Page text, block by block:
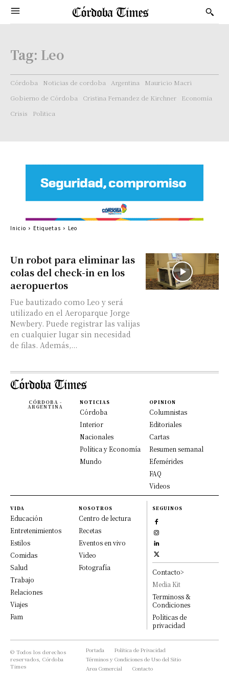
Tag: Leo
Córdoba Noticias de cordoba Argentina
Mauricio Macri
Gobierno de Córdoba
Cristina Fernandez de Kirchner
Economía
Crisis
Politica
Un robot para eliminar las
colas del check-in en los
aeropuertos
Fue bautizado como Leo y será
utilizado en el Aeroparque Jorge
Newbery. Puede registrar las valijas
en cualquier lugar sin necesidad
de filas. Además,...
Inicio Etiquetas Leo
CÓRDOBA -
ARGENTINA
NOTICIAS
Córdoba
Interior
Nacionales
Política y Economía
Mundo
OPINION
Columnistas
Editoriales
Cartas
Resumen semanal
Efemérides
FAQ
Videos
VIDA
Educación
Entretenimientos
Estilos
Comidas
Salud
Trabajo
Relaciones
Viajes
Fam
NOSOTROS
Centro de lectura
Recetas
Eventos en vivo
Video
Fotografía
SEGUINOS
Contacto>
Media Kit
Terminoss &
Condiciones
Políticas de
privacidad
© Todos los derechos
reservados, Córdoba
Times
Portada
Política de Privacidad
Términos y Condiciones de Uso del Sitio
Area Comercial
Contacto